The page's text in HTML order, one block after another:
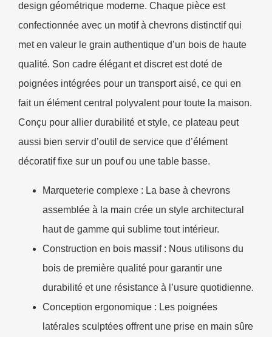
design géométrique moderne. Chaque pièce est
confectionnée avec un motif à chevrons distinctif qui
met en valeur le grain authentique d’un bois de haute
qualité. Son cadre élégant et discret est doté de
poignées intégrées pour un transport aisé, ce qui en
fait un élément central polyvalent pour toute la maison.
Conçu pour allier durabilité et style, ce plateau peut
aussi bien servir d’outil de service que d’élément
décoratif fixe sur un pouf ou une table basse.
Marqueterie complexe : La base à chevrons
assemblée à la main crée un style architectural
haut de gamme qui sublime tout intérieur.
Construction en bois massif : Nous utilisons du
bois de première qualité pour garantir une
durabilité et une résistance à l’usure quotidienne.
Conception ergonomique : Les poignées
latérales sculptées offrent une prise en main sûre